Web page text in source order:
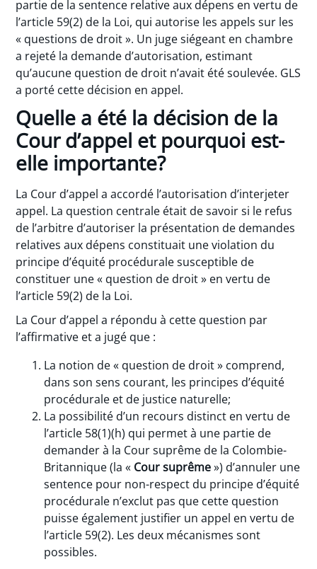
partie de la sentence relative aux dépens en vertu de
l’article 59(2) de la Loi, qui autorise les appels sur les
« questions de droit ». Un juge siégeant en chambre
a rejeté la demande d’autorisation, estimant
qu’aucune question de droit n’avait été soulevée. GLS
a porté cette décision en appel.
Quelle a été la décision de la
Cour d’appel et pourquoi est-
elle importante?
La Cour d’appel a accordé l’autorisation d’interjeter
appel. La question centrale était de savoir si le refus
de l’arbitre d’autoriser la présentation de demandes
relatives aux dépens constituait une violation du
principe d’équité procédurale susceptible de
constituer une « question de droit » en vertu de
l’article 59(2) de la Loi.
La Cour d’appel a répondu à cette question par
l’affirmative et a jugé que :
La notion de « question de droit » comprend,
dans son sens courant, les principes d’équité
procédurale et de justice naturelle;
La possibilité d’un recours distinct en vertu de
l’article 58(1)(h) qui permet à une partie de
demander à la Cour suprême de la Colombie-
Britannique (la « Cour suprême») d’annuler une
sentence pour non-respect du principe d’équité
procédurale n’exclut pas que cette question
puisse également justifier un appel en vertu de
l’article 59(2). Les deux mécanismes sont
possibles.